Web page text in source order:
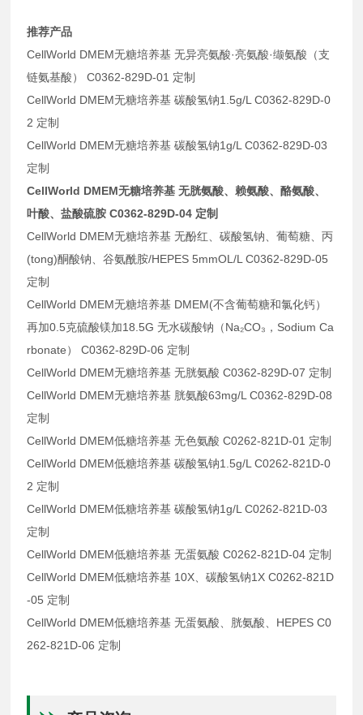
推荐产品
CellWorld DMEM无糖培养基 无异亮氨酸·亮氨酸·缬氨酸（支
链氨基酸） C0362-829D-01 定制
CellWorld DMEM无糖培养基 碳酸氢钠1.5g/L C0362-829D-0
2 定制
CellWorld DMEM无糖培养基 碳酸氢钠1g/L C0362-829D-03
定制
CellWorld DMEM无糖培养基 无胱氨酸、赖氨酸、酪氨酸、
叶酸、盐酸硫胺 C0362-829D-04 定制
CellWorld DMEM无糖培养基 无酚红、碳酸氢钠、葡萄糖、丙
(tong)酮酸钠、谷氨酰胺/HEPES 5mmOL/L C0362-829D-05
定制
CellWorld DMEM无糖培养基 DMEM(不含葡萄糖和氯化钙）
再加0.5克硫酸镁加18.5G 无水碳酸钠（Na₂CO₃，Sodium Ca
rbonate） C0362-829D-06 定制
CellWorld DMEM无糖培养基 无胱氨酸 C0362-829D-07 定制
CellWorld DMEM无糖培养基 胱氨酸63mg/L C0362-829D-08
定制
CellWorld DMEM低糖培养基 无色氨酸 C0262-821D-01 定制
CellWorld DMEM低糖培养基 碳酸氢钠1.5g/L C0262-821D-0
2 定制
CellWorld DMEM低糖培养基 碳酸氢钠1g/L C0262-821D-03
定制
CellWorld DMEM低糖培养基 无蛋氨酸 C0262-821D-04 定制
CellWorld DMEM低糖培养基 10X、碳酸氢钠1X C0262-821D
-05 定制
CellWorld DMEM低糖培养基 无蛋氨酸、胱氨酸、HEPES C0
262-821D-06 定制